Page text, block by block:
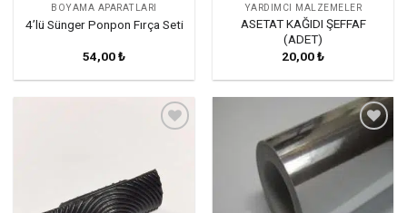
BOYAMA APARATLARI
4’lü Sünger Ponpon Fırça Seti
54,00₺
YARDIMCI MALZEMELER
ASETAT KAĞIDI ŞEFFAF
(ADET)
20,00₺
Favorilerime
Ekle